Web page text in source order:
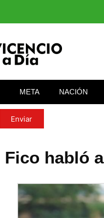
META NACIÓN
Enviar
Fico habló